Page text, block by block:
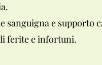
e supporto
ferite e infortuni.